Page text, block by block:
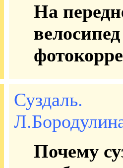
На
Суздаль.
Почему